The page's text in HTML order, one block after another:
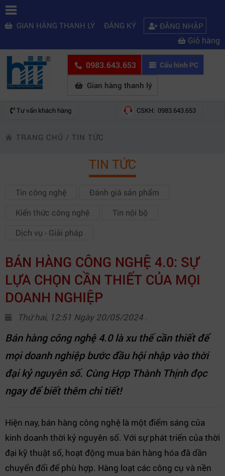
GIAN HÀNG THANH LÝ ĐĂNG KÝ ĐĂNG NHẬP
Giỏ hàng
0983.643.653 Cấu hình PC
Gian hàng thanh lý
Tư vấn khách hàng CSKH: 0983.643.653
TRANG CHỦ / TIN TỨC
TIN TỨC
Tin công nghệ
Đánh giá sản phẩm
Kiến thức công nghệ
Tin nội bộ
Dịch vụ - Giải pháp
BÁN HÀNG CÔNG NGHỆ 4.0: SỰ
LỰA CHỌN CẦN THIẾT CỦA MỌI
DOANH NGHIỆP
Thứ hai, 12:51 Ngày 20/05/2024 .
Bán hàng công nghệ 4.0 là xu thế cần thiết để
mọi doanh nghiệp bước đầu hội nhập vào thời
đại kỷ nguyên số. Cùng Hợp Thành Thịnh đọc
ngay để biết thêm chi tiết!
Hiện nay, bán hàng công nghệ là một điểm sáng của
kinh doanh thời kỷ nguyên số. Với sự phát triển của thời
đại kỹ thuật số, hoạt động mua bán hàng hóa đã dần
chuyển đổi để phù hợp. Hàng loạt các công cụ và nền